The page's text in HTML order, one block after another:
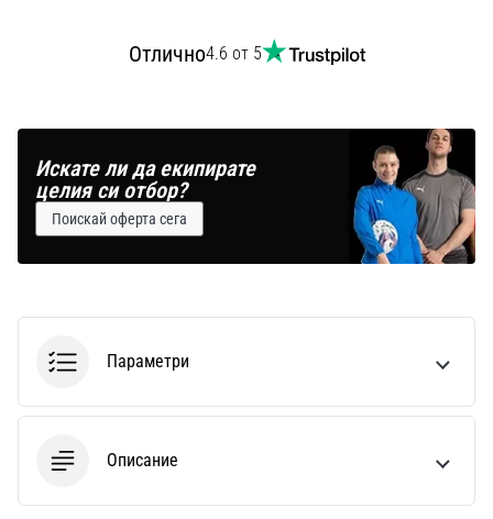
Отлично4.6 от 5
Искате ли да екипирате
целия си отбор?
Поискай оферта сега
Параметри
Описание